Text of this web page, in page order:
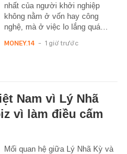
nhất của người khởi nghiệp
không nằm ở vốn hay công
nghệ, mà ở việc lo lắng quá…
MONEY.14 - 1 giờ trước
Nam vì Lý Nhã
vì làm điều cấm
Mối quan hệ giữa Lý Nhã Kỳ và